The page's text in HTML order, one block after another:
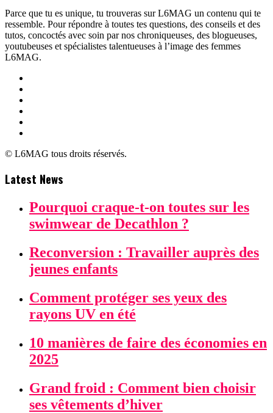
Parce que tu es unique, tu trouveras sur L6MAG un contenu qui te
ressemble. Pour répondre à toutes tes questions, des conseils et des
tutos, concoctés avec soin par nos chroniqueuses, des blogueuses,
youtubeuses et spécialistes talentueuses à l’image des femmes
L6MAG.
© L6MAG tous droits réservés.
Latest News
Pourquoi craque-t-on toutes sur les
swimwear de Decathlon ?
Reconversion : Travailler auprès des
jeunes enfants
Comment protéger ses yeux des
rayons UV en été
10 manières de faire des économies en
2025
Grand froid : Comment bien choisir
ses vêtements d’hiver